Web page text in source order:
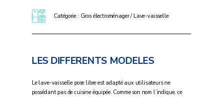
Catégorie : Gros électroménager / Lave-vaisselle
LES DIFFERENTS MODELES
Le lave-vaisselle pose libre est adapté aux utilisateurs ne
possédant pas de cuisine équipée. Comme son nom l’indique, ce